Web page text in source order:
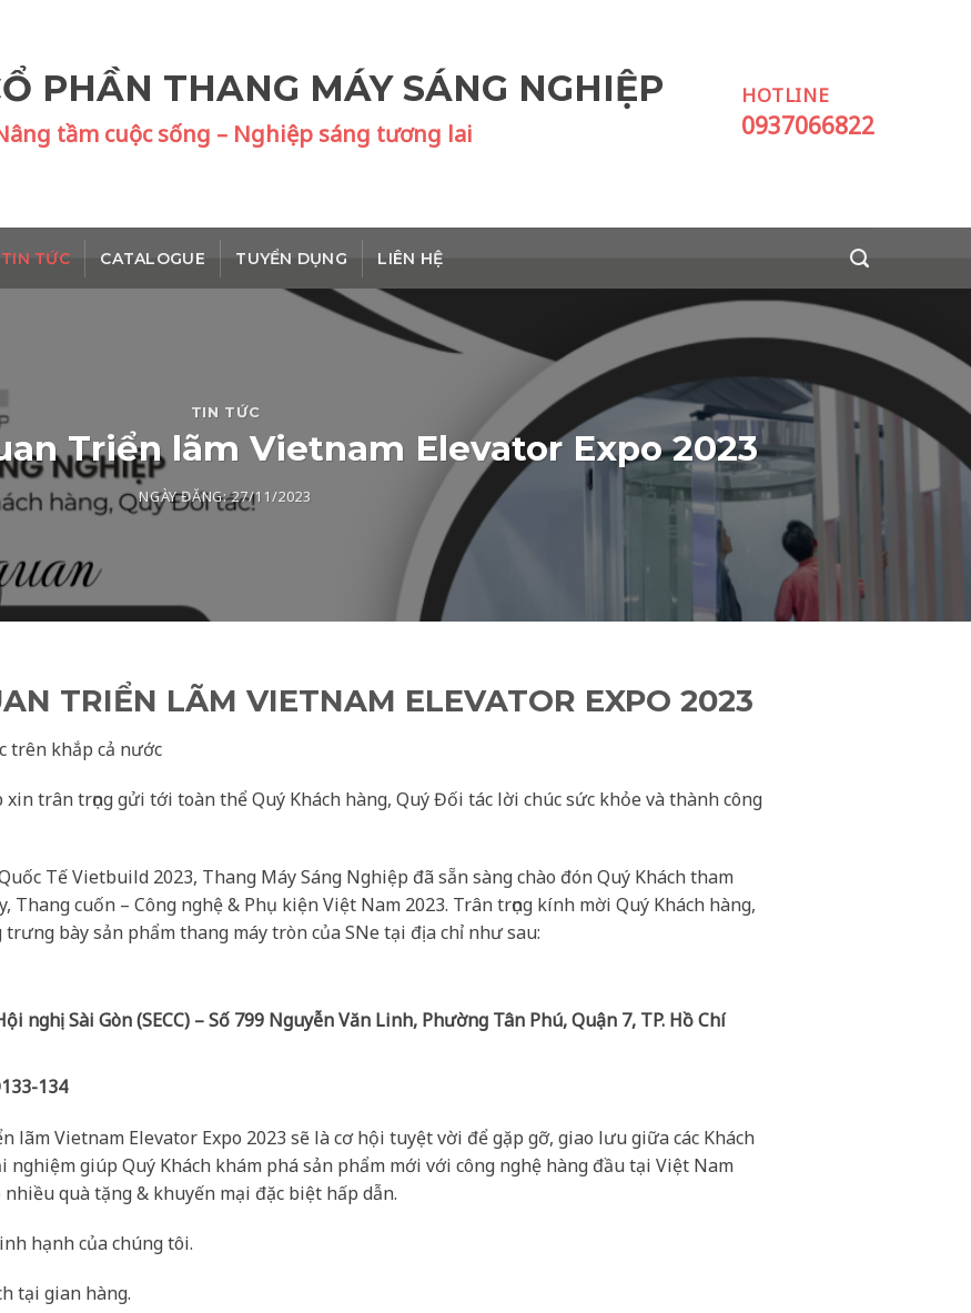
PHẦN THANG MÁY SÁNG NGHIỆP
tầm cuộc sống – Nghiệp sáng tương lai
HOTLINE
0937066822
TIN TỨC CATALOGUE TUYỂN DỤNG LIÊN HỆ
TIN TỨC
Triển lãm Vietnam Elevator Expo 2023
NGÀY ĐĂNG:27/11/2023
TRIỂN LÃM VIETNAM ELEVATOR EXPO 2023
trên khắp cả nước
trân trọng gửi tới toàn thể Quý Khách hàng, Quý Đối tác lời chúc sức khỏe và thành công
Tế Vietbuild 2023, Thang Máy Sáng Nghiệp đã sẵn sàng chào đón Quý Khách tham
cuốn – Công nghệ & Phụ kiện Việt Nam 2023. Trân trọng kính mời Quý Khách hàng,
bày sản phẩm thang máy tròn của SNe tại địa chỉ như sau:
nghị Sài Gòn (SECC) –Số 799 Nguyễn Văn Linh, Phường Tân Phú, Quận 7, TP. Hồ Chí
134
lãm Vietnam Elevator Expo 2023 sẽ là cơ hội tuyệt vời để gặp gỡ, giao lưu giữa các Khách
giúp Quý Khách khám phá sản phẩm mới với công nghệ hàng đầu tại Việt Nam
quà tặng & khuyến mại đặc biệt hấp dẫn.
hạnh của chúng tôi.
tại gian hàng.